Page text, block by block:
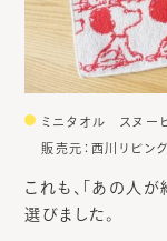
ミニタオル スヌー
販売元：西川リビン
これも、「あの人
選びました。